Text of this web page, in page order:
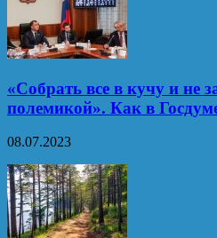
«Собрать все в кучу и не
полемикой». Как в
08.07.2023